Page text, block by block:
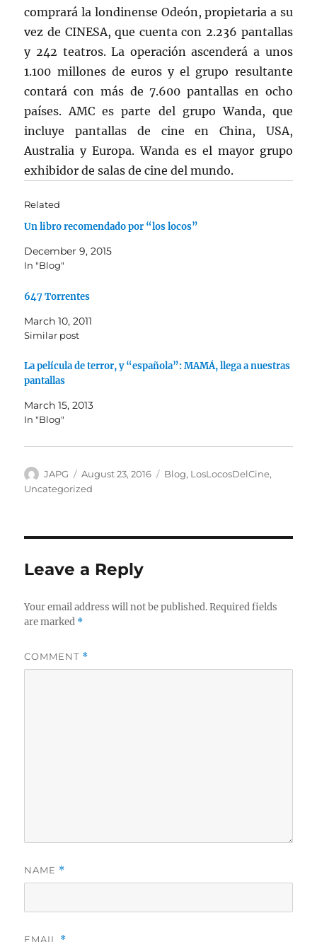
comprará la londinense Odeón, propietaria a su
vez de CINESA, que cuenta con 2.236 pantallas
y 242 teatros. La operación ascenderá a unos
1.100 millones de euros y el grupo resultante
contará con más de 7.600 pantallas en ocho
países. AMC es parte del grupo Wanda, que
incluye pantallas de cine en China, USA,
Australia y Europa. Wanda es el mayor grupo
exhibidor de salas de cine del mundo.
Related
Un libro recomendado por “los locos”
December 9, 2015
In "Blog"
647 Torrentes
March 10, 2011
Similar post
La película de terror, y “española”: MAMÁ, llega a nuestras
pantallas
March 15, 2013
In "Blog"
Author
JAPG
Posted
on
August 23, 2016 Categories
Blog, LosLocosDelCine,
Uncategorized
Leave a Reply
Your email address will not be published. Required fields
are marked *
COMMENT *
NAME *
EMAIL